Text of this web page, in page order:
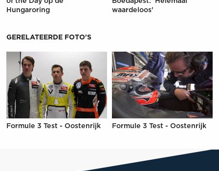
Hungaroring
waardeloos'
GERELATEERDE FOTO'S
Formule 3 Test - Oostenrijk Formule 3 Test - Oostenrijk